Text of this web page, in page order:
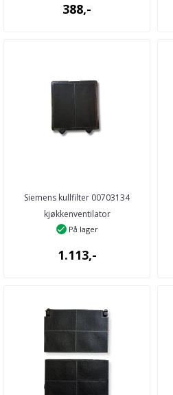
388,-
Siemens kullfilter 00703134
kjøkkenventilator
På lager
1.113,-